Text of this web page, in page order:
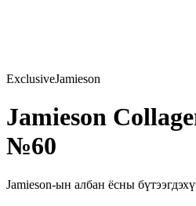
ExclusiveJamieson
Jamieson
№60
Jamieson-ын албан ёсны